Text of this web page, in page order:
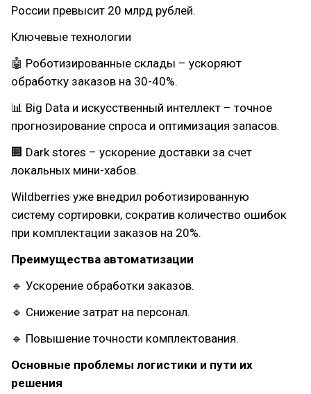
России превысит 20 млрд рублей.
Ключевые технологии
🤖 Роботизированные склады – ускоряют
обработку заказов на 30-40%.
📊 Big Data и искусственный интеллект – точное
прогнозирование спроса и оптимизация запасов.
🏢 Dark stores – ускорение доставки за счет
локальных мини-хабов.
Wildberries уже внедрил роботизированную
систему сортировки, сократив количество ошибок
при комплектации заказов на 20%.
Преимущества автоматизации
🔹 Ускорение обработки заказов.
🔹 Снижение затрат на персонал.
🔹 Повышение точности комплектования.
Основные проблемы логистики и пути их
решения